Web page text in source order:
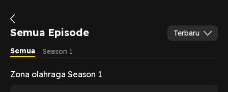
Semua Episode
Terbaru
Semua
Season 1
Zona olahraga Season 1